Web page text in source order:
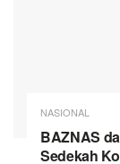
NASIONAL
BAZNAS
Sedekah